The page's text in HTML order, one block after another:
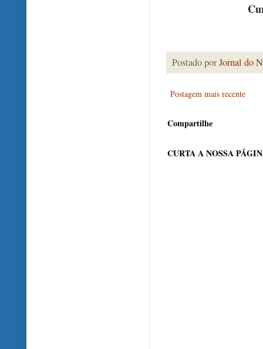
Postado porJornal do
Postagem mais recente
Compartilhe
CURTA A NOSSA